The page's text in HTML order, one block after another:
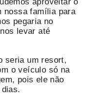
nossa família para
pegaria no
levar até
seria um resort,
o veículo só na
pois ele não